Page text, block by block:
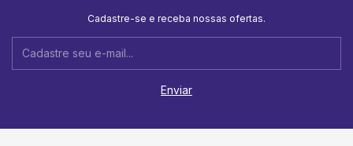
Cadastre-se e receba nossas ofertas.